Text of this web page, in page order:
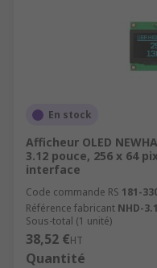
En stock
Afficheur OLED
3.12 pouce, 256 x 64
interface
Code commande RS 181-
Référence fabricant NHD-
Sous-total (1 unité)
38,52 €HT
Quantité